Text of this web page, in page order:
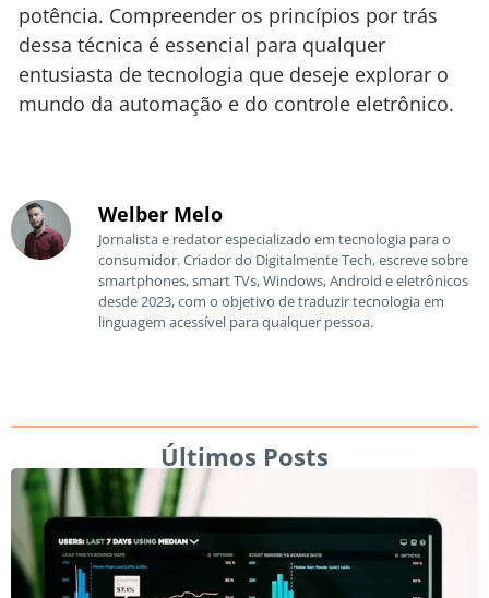
potência. Compreender os princípios por trás
dessa técnica é essencial para qualquer
entusiasta de tecnologia que deseje explorar o
mundo da automação e do controle eletrônico.
Welber Melo
Jornalista e redator especializado em tecnologia para o
consumidor. Criador do Digitalmente Tech, escreve sobre
smartphones, smart TVs, Windows, Android e eletrônicos
desde 2023, com o objetivo de traduzir tecnologia em
linguagem acessível para qualquer pessoa.
Últimos Posts